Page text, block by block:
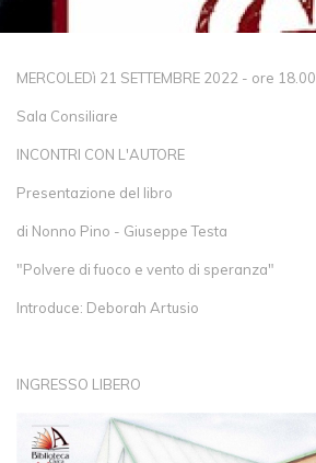
MERCOLEDì 21 SETTEMBRE 2022 - ore 18.00
Sala Consiliare
INCONTRI CON L'AUTORE
Presentazione del libro
di Nonno Pino - Giuseppe Testa
"Polvere di fuoco e vento di speranza"
Introduce: Deborah Artusio
INGRESSO LIBERO